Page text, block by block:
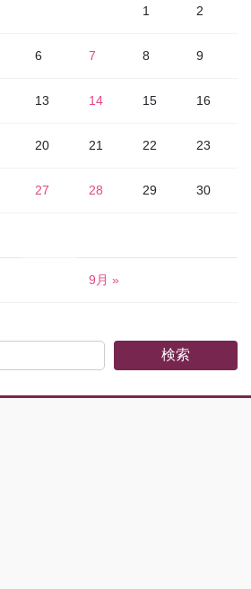
1 2
6 7 8 9
13 14 15 16
20 21 22 23
27 28 29 30
9月 »
検索